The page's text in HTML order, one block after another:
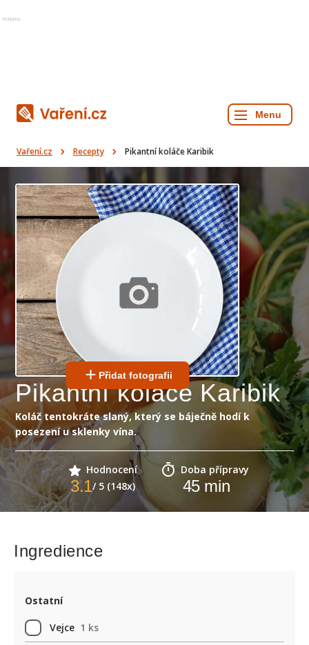
Reklama
Vaření.cz Recepty Pikantní koláče Karibik
Přidat fotografii
Pikantní koláče Karibik
Koláč tentokráte slaný, který se báječně hodí k
posezení u sklenky vína.
Hodnocení
3.1/ 5 (148x)
Doba přípravy
45min
Ingredience
Ostatní
Vejce 1 ks